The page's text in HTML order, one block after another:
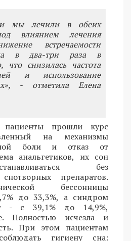
мы лечили в обеих
влиянием лечения
встречаемости
в два-три раза в
что снизилась частота
и использование
- отметила Елена
прошли курс
на механизмы
боли и отказ от
анальгетиков, их сон
без
препаратов.
бессонницы
до 33,3%, а синдром
- с 39,1% до 14,9%,
Полностью исчезла и
При этом пациентам
гигиену сна: